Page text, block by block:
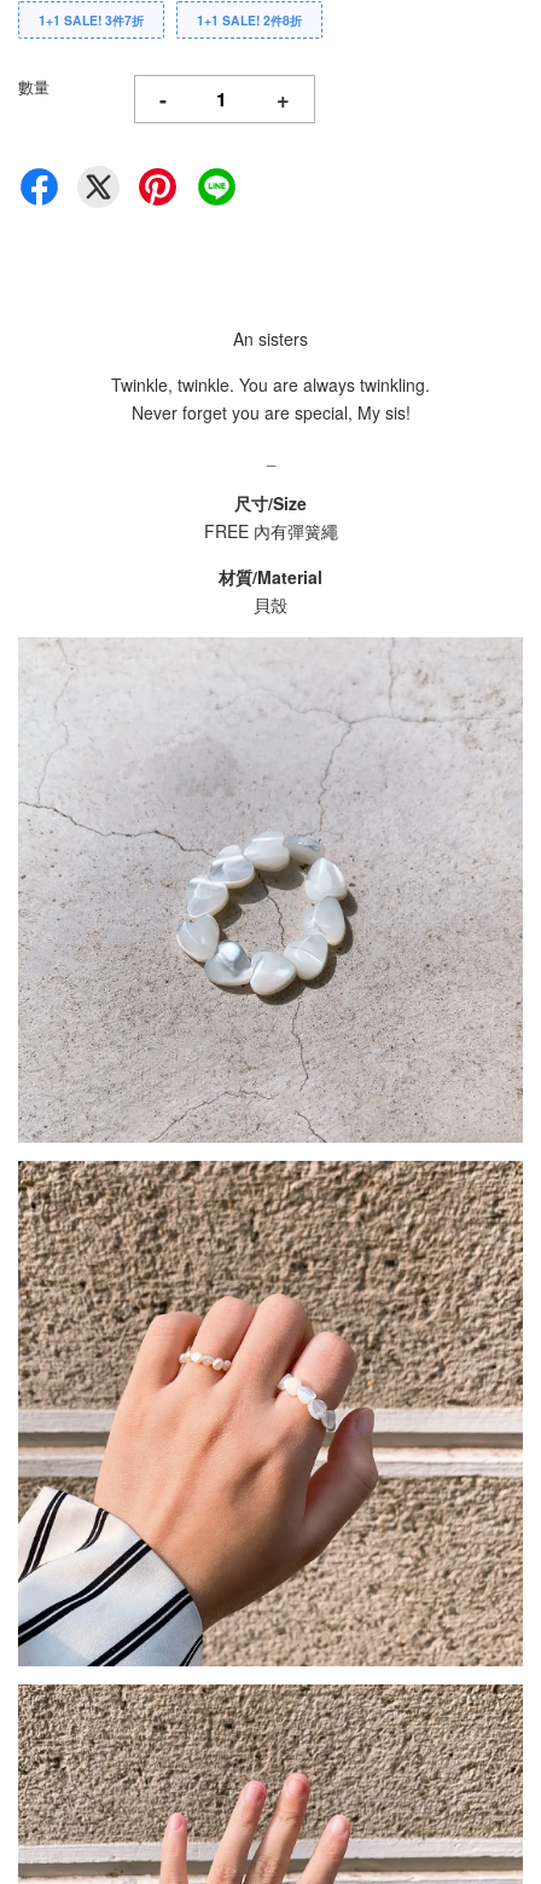
1+1 SALE! 3件7折 1+1 SALE! 2件8折
數量 - +
An sisters
Twinkle, twinkle. You are always twinkling.
Never forget you are special, My sis!
尺寸/Size
FREE 內有彈簧繩
材質/Material
貝殼